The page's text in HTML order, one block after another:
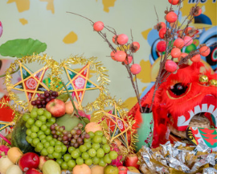
khát, phụ gia thực phẩm...